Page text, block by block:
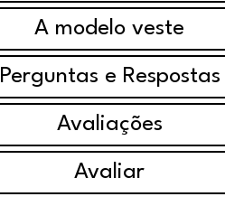
A modelo veste
Perguntas e Respostas
Avaliações
Avaliar